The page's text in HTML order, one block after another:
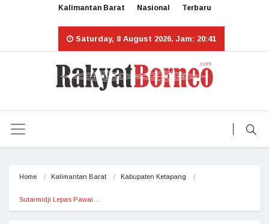
Kalimantan Barat Nasional Terbaru
Saturday, 8 August 2026. Jam: 20:41
Home Kalimantan Barat Kabupaten Ketapang
Sutarmidji Lepas Pawai…